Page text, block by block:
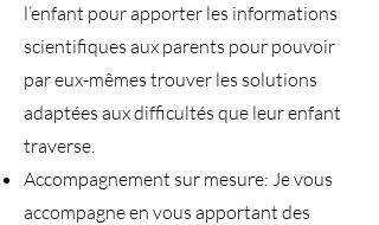
l’enfant pour apporter les informations
scientifiques aux parents pour pouvoir
par eux-mêmes trouver les solutions
adaptées aux difficultés que leur enfant
traverse.
Accompagnement sur mesure: Je vous
accompagne en vous apportant des